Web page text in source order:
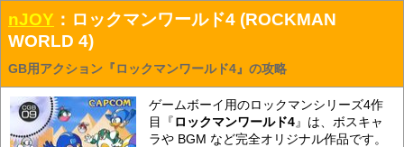
nJOY ：ロックマンワールド4 (ROCKMAN
WORLD 4)
GB用アクション『ロックマンワールド4』の攻略
ゲームボーイ用のロックマンシリーズ4作
目『ロックマンワールド4』は、ボスキャ
ラや BGM など完全オリジナル作品です。